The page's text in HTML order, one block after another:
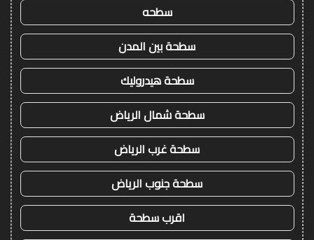
سطحه
سطحة بين المدن
سطحة هيدروليك
سطحة شمال الرياض
سطحة غرب الرياض
سطحة جنوب الرياض
اقرب سطحة